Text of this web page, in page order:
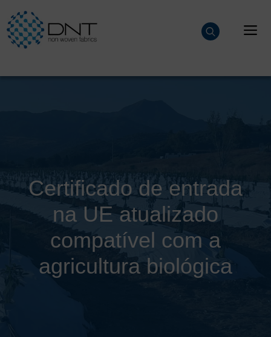
Saltar
para
Certificado de entrada
na UE atualizado
compatível com a
agricultura biológica